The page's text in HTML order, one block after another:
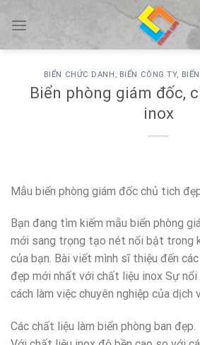
BIỂN CHỨC DANH , BIỂN CÔNG TY,
Biển phòng giám đốc,
inox
Mẫu biển phòng giám đốc chủ tich
Bạn đang tìm kiếm mẫu biển phòng
mới sang trọng tạo nét nổi bật trong
của bạn. Bài viết mình sĩ thiệu đến
đẹp mới nhất với chất liệu inox Sự
cách làm việc chuyên nghiệp của dịch
Các chất liệu làm biển phòng ban đẹp.